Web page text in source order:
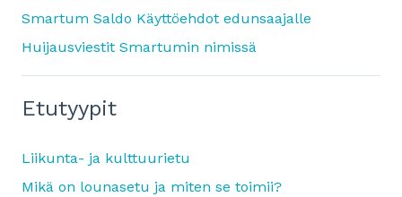
Smartum Saldo Käyttöehdot edunsaajalle
Huijausviestit Smartumin nimissä
Etutyypit
Liikunta- ja kulttuurietu
Mikä on lounasetu ja miten se toimii?